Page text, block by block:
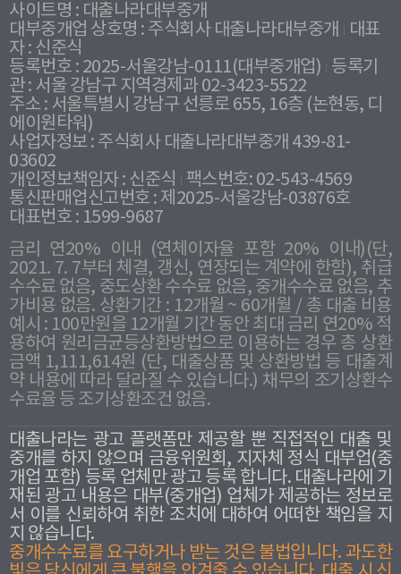
사이트명 : 대출나라대부중개
대부중개업 상호명 : 주식회사 대출나라대부중개
대표
자 : 신준식
등록번호 : 2025-서울강남-0111(대부중개업) 등록기
관 : 서울 강남구 지역경제과 02-3423-5522
주소 : 서울특별시 강남구 선릉로 655, 16층 (논현동, 디
에이원타워)
사업자정보 : 주식회사 대출나라대부중개 439-81-
03602
개인정보책임자 : 신준식
팩스번호: 02-543-4569
통신판매업신고번호 : 제2025-서울강남-03876호
대표번호 : 1599-9687
금리 연20% 이내 (연체이자율 포함 20% 이내)(단,
2021. 7. 7부터 체결, 갱신, 연장되는 계약에 한함), 취급
수수료 없음, 중도상환 수수료 없음, 중개수수료 없음, 추
가비용 없음. 상환기간 : 12개월 ~ 60개월 / 총 대출 비용
예시 : 100만원을 12개월 기간 동안 최대 금리 연20% 적
용하여 원리금균등상환방법으로 이용하는 경우 총 상환
금액 1,111,614원 (단, 대출상품 및 상환방법 등 대출계
약 내용에 따라 달라질 수 있습니다.) 채무의 조기상환수
수료율 등 조기상환조건 없음.
대출나라는 광고 플랫폼만 제공할 뿐 직접적인 대출 및
중개를 하지 않으며 금융위원회, 지자체 정식 대부업(중
개업 포함) 등록 업체만 광고 등록 합니다. 대출나라에 기
재된 광고 내용은 대부(중개업) 업체가 제공하는 정보로
서 이를 신뢰하여 취한 조치에 대하여 어떠한 책임을 지
지 않습니다.
중개수수료를 요구하거나 받는 것은 불법입니다. 과도한